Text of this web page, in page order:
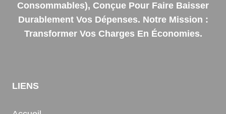
Consommables), Conçue Pour Faire Baisser
Durablement Vos Dépenses. Notre Mission :
Transformer Vos Charges En Économies.
LIENS